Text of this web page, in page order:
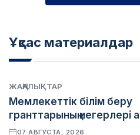
Ұқсас материалдар
ЖАҢАЛЫҚТАР
Мемлекеттік білім беру
гранттарының иегерлері
07 АВГУСТА, 2026